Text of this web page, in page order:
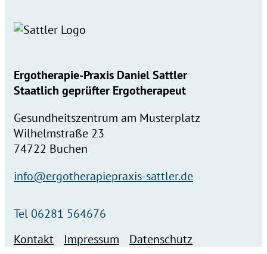
Ergotherapie-Praxis Daniel Sattler
Staatlich geprüfter Ergotherapeut
Gesundheitszentrum am Musterplatz
Wilhelmstraße 23
74722 Buchen
info@ergotherapiepraxis-sattler.de
Tel 06281 564676
Kontakt
Impressum Datenschutz